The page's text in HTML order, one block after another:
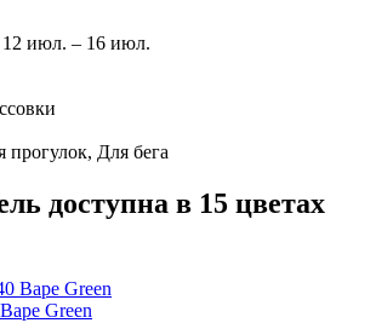
12 июл. – 16 июл.
Для бега
доступна в 15 цветах
Green